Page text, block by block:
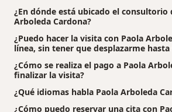
¿En dónde está ubicado el consultorio
Arboleda Cardona?
¿Puedo hacer la visita con Paola
línea, sin tener que desplazarme
¿Cómo se realiza el pago a Paola
finalizar la visita?
¿Qué idiomas habla Paola Arboleda
¿Cómo puedo reservar una cita con